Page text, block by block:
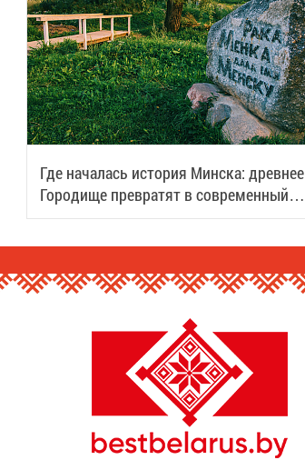
Где началась история Минска: древнее
Городище превратят в современный
туристический центр